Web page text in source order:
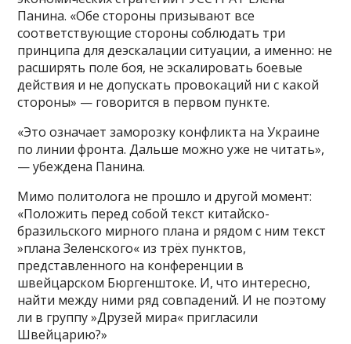
Панина. «Обе стороны призывают все
соответствующие стороны соблюдать три
принципа для деэскалации ситуации, а именно: не
расширять поле боя, не эскалировать боевые
действия и не допускать провокаций ни с какой
стороны» — говорится в первом пункте.
«Это означает заморозку конфликта на Украине
по линии фронта. Дальше можно уже не читать»,
— убеждена Панина.
Мимо политолога не прошло и другой момент:
«Положить перед собой текст китайско-
бразильского мирного плана и рядом с ним текст
»плана Зеленского« из трёх пунктов,
представленного на конференции в
швейцарском Бюргенштоке. И, что интересно,
найти между ними ряд совпадений. И не поэтому
ли в группу »Друзей мира« пригласили
Швейцарию?»